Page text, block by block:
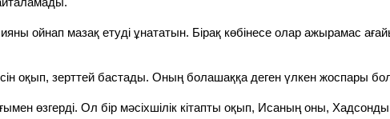
ойнап мазақ етуді ұнататын. Бірақ көбінесе олар ажырамас
оқып, зерттей бастады. Оның болашаққа деген үлкен жоспары
өзгерді. Ол бір мәсіхшілік кітапты оқып, Исаның оны, Хадсонды